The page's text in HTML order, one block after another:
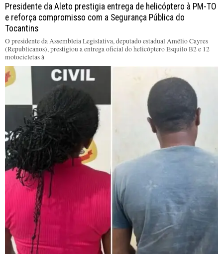
Presidente da Aleto prestigia entrega de helicóptero à PM-TO
e reforça compromisso com a Segurança Pública do
Tocantins
O presidente da Assembleia Legislativa, deputado estadual Amélio Cayres
(Republicanos), prestigiou a entrega oficial do helicóptero Esquilo B2 e 12
motocicletas à